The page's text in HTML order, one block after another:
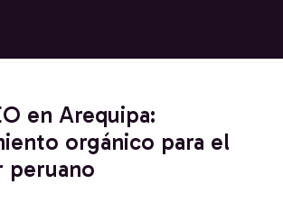
en Arequipa:
orgánico para el
peruano